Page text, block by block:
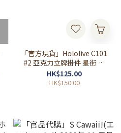
「官方現貨」Hololive C101
#2 亞克力立牌掛件 星街 百
鬼 TOWA 獅白
HK$125.00
HK$150.00